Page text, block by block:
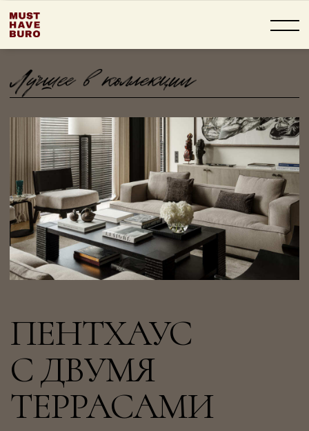
ПЕНТХАУС
С ДВУМЯ
ТЕРРАСАМИ
Свет, воздух и панорама старой Москвы —
две террасы и интерьер, где продумана
каждая деталь
Пентхаус занимает 6 и 7 этажи, а высота
потолков 3,3 метра усиливает ощущение
воздуха и света. Интерьер полностью
завершён и укомплектован: мебель,